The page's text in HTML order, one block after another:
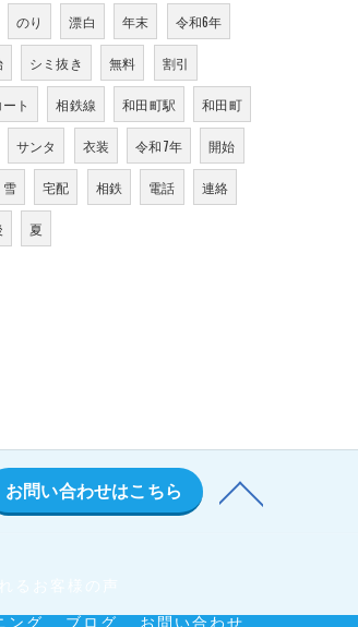
のり 漂白 年末 令和6年
シミ抜き 無料 割引
ト 相鉄線 和田町駅 和田町
サンタ 衣装 令和7年 開始
雪 宅配 相鉄 電話 連絡
夏
お問い合わせはこちら
ング ブログ お問い合わせ